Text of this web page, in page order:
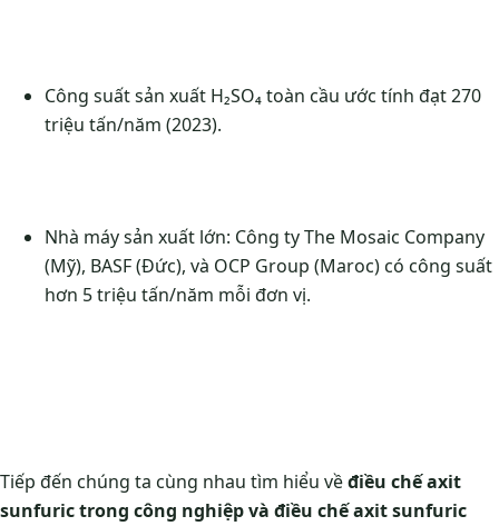
Công suất sản xuất H₂SO₄ toàn cầu ước tính đạt 270
triệu tấn/năm (2023).
Nhà máy sản xuất lớn: Công ty The Mosaic Company
(Mỹ), BASF (Đức), và OCP Group (Maroc) có công suất
hơn 5 triệu tấn/năm mỗi đơn vị.
Tiếp đến chúng ta cùng nhau tìm hiểu vềđiều chế axit
sunfuric trong công nghiệp và điều chế axit sunfuric